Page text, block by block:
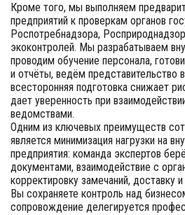
Кроме того, мы выполняем
предприятий к проверкам органов
Роспотребнадзора,
экоконтролей. Мы разрабатываем
проводим обучение персонала,
и отчёты, ведём представительство
всесторонняя подготовка снижает
дает уверенность при
ведомствами.
Одним из ключевых преимуществ
является минимизация нагрузки на
предприятия: команда экспертов
документами, взаимодействие с
корректировку замечаний, доставку
Вы сохраняете контроль над
сопровождение делегируется